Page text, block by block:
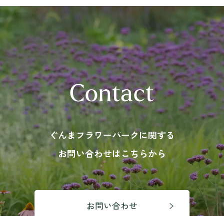
〒371-0246 群⾺県前橋市柏倉町2471-7
tel. 027-283-8189
Contact
ぐんまフラワーパークに関する
お問い合わせはこちらから
お問い合わせ